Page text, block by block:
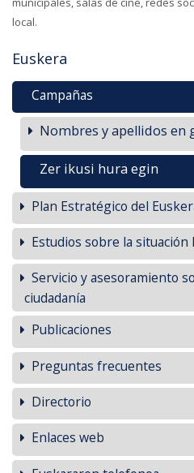
local.
Euskera
Campañas
Nombres y apellidos en
Zer ikusi hura egin
Plan Estratégico del
Estudios sobre la situación
Servicio y asesoramiento
ciudadanía
Publicaciones
Preguntas frecuentes
Directorio
Enlaces web